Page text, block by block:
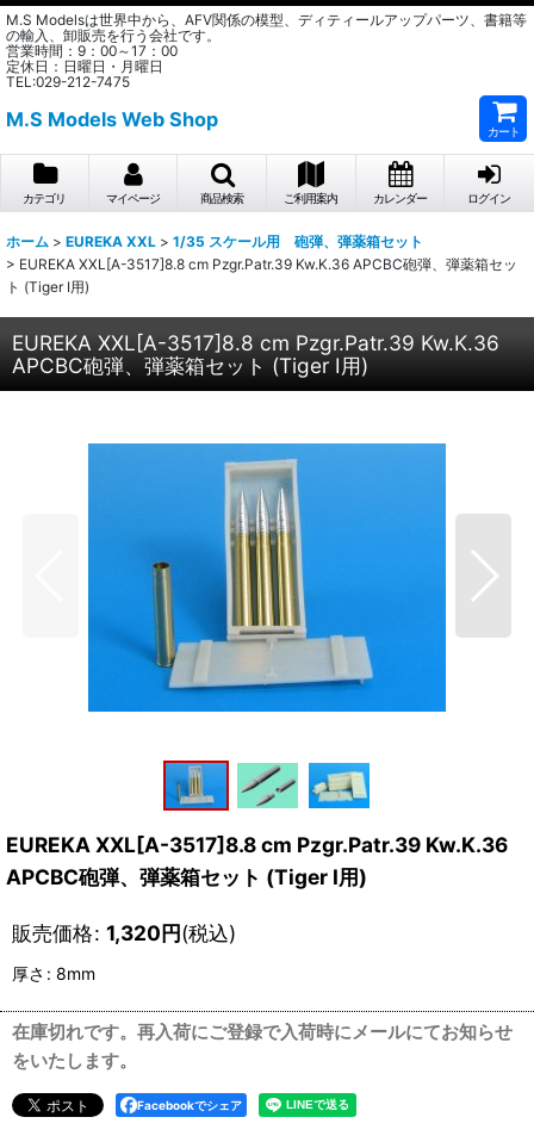
M.S Modelsは世界中から、AFV関係の模型、ディティールアップパーツ、書籍等
の輸入、卸販売を行う会社です。
営業時間：9：00～17：00
定休日：日曜日・月曜日
TEL:029-212-7475
M.S Models Web Shop
カート
カテゴリ マイページ 商品検索 ご利用案内 カレンダー ログイン
ホーム > EUREKA XXL > 1/35 スケール用 砲弾、弾薬箱セット
> EUREKA XXL[A-3517]8.8 cm Pzgr.Patr.39 Kw.K.36 APCBC砲弾、弾薬箱セッ
ト (Tiger I用)
EUREKA XXL[A-3517]8.8 cm Pzgr.Patr.39 Kw.K.36
APCBC砲弾、弾薬箱セット (Tiger I用)
EUREKA XXL[A-3517]8.8 cm Pzgr.Patr.39 Kw.K.36
APCBC砲弾、弾薬箱セット (Tiger I用)
販売価格: 1,320円(税込)
厚さ : 8mm
在庫切れです。再入荷にご登録で入荷時にメールにてお知らせ
をいたします。
Facebookでシェア